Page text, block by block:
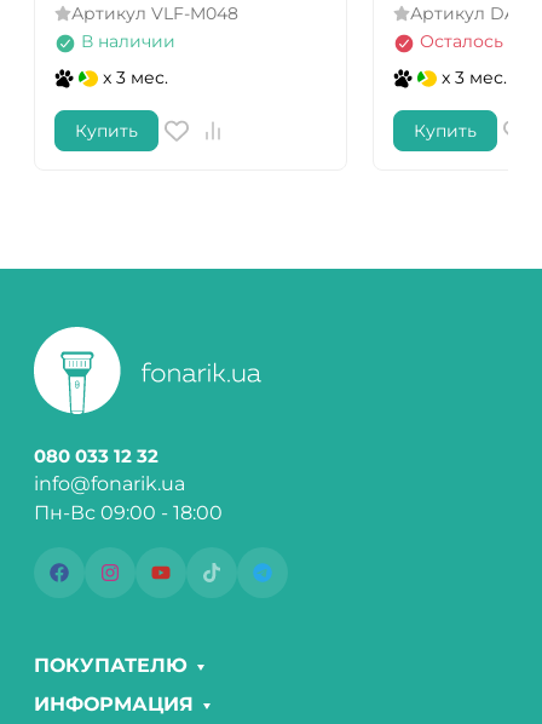
Артикул VLF-M048
В наличии
x 3 мес.
Купить
Артикул
Осталось
x 3 мес.
Купить
080 033 12 32
info@fonarik.ua
Пн-Вс 09:00 - 18:00
ПОКУПАТЕЛЮ
ИНФОРМАЦИЯ